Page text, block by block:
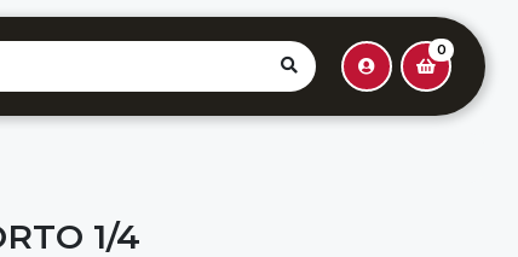
0
1/4